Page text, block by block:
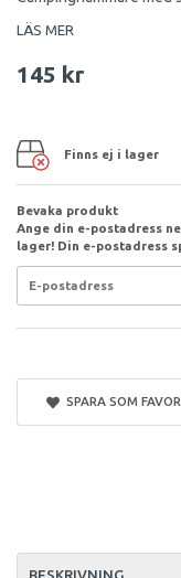
LÄS MER
145 kr
Finns ej i lager
Bevaka produkt
Ange din e-postadress
lager! Din e-postadress
SPARA SOM
BESKRIVNING